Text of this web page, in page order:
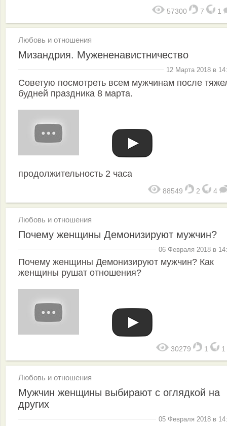
57300 7 1
Любовь и отношения
Мизандрия. Мужененавистничество
12 Марта 2018 в
Советую посмотреть всем мужчинам после
будней праздника 8 марта.
продолжительность 2 часа
88549 2 4
Любовь и отношения
Почему женщины Демонизируют мужчин?
06 Февраля 2018 в
Почему женщины Демонизируют мужчин? Как
женщины рушат отношения?
30279 1 1
Любовь и отношения
Мужчин женщины выбирают с оглядкой на
других
05 Февраля 2018 в